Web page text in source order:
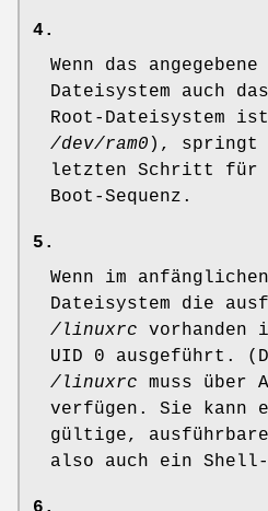
4.
Wenn das
Dateisystem auch
Root-Dateisystem
/dev/ram0 ), springt
letzten Schritt für
Boot-Sequenz.
5.
Wenn im
Dateisystem die
/linuxrc
UID 0 ausgeführt.
/linuxrc muss über
verfügen. Sie kann
gültige,
also auch ein